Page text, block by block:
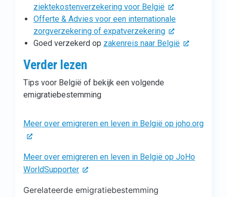
ziektekostenverzekering voor België
Offerte & Advies voor een internationale
zorgverzekering of expatverzekering
Goed verzekerd op zakenreis naar België
Verder lezen
Tips voor België of bekijk een volgende
emigratiebestemming
Meer over emigreren en leven in België op joho.org
Meer over emigreren en leven in België op JoHo
WorldSupporter
Gerelateerde emigratiebestemming